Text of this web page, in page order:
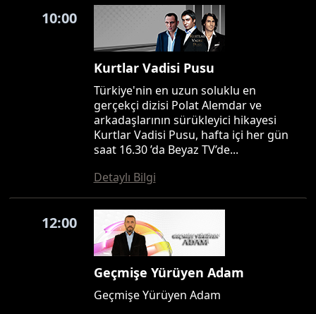
10:00
Kurtlar Vadisi Pusu
Türkiye'nin en uzun soluklu en
gerçekçi dizisi Polat Alemdar ve
arkadaşlarının sürükleyici hikayesi
Kurtlar Vadisi Pusu, hafta içi her gün
saat 16.30 ’da Beyaz TV’de...
Detaylı Bilgi
12:00
Geçmişe Yürüyen Adam
Geçmişe Yürüyen Adam